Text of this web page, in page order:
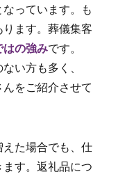
なっています。も
ます。葬儀集客
はの強みです。
い方も多く、
んをご紹介させて
た場合でも、仕
す。返礼品につ